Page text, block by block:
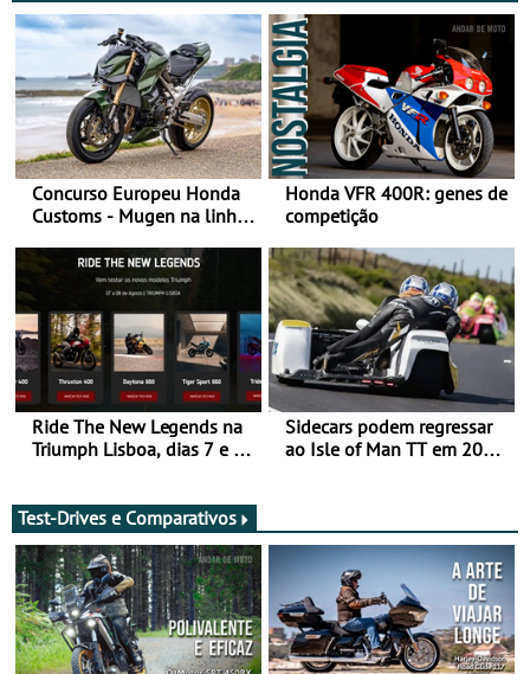
Concurso Europeu Honda
Customs - Mugen na linha
ganhar
Honda VFR 400R: genes de
competição
Ride The New Legends na
Triumph Lisboa, dias 7 e 8
Sidecars podem regressar
ao Isle of Man TT em 2027
Test-Drives e Comparativos